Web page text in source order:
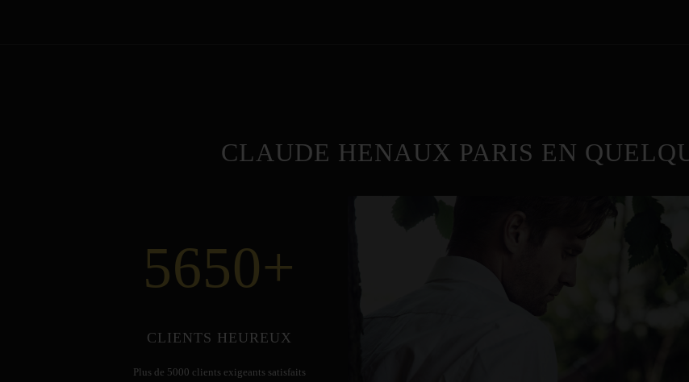
CLAUDE HENAUX PARIS EN
5650+
CLIENTS HEUREUX
Plus de 5000 clients exigeants satisfaits